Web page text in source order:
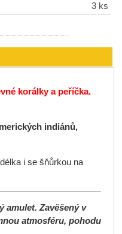
3 ks
korálky a peříčka.
indiánů,
i se šňůrkou na
amulet. Zavěšený v
atmosféru, pohodu